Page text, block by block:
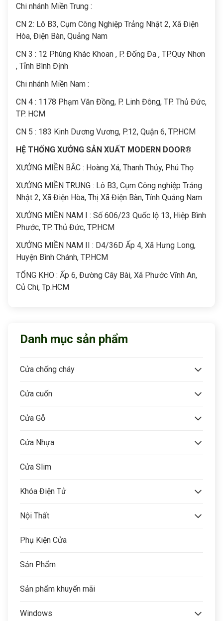
Chi nhánh Miền Trung :
CN 2: Lô B3, Cụm Công Nghiệp Trảng Nhật 2, Xã Điện
Hòa, Điện Bàn, Quảng Nam
CN 3 : 12 Phùng Khác Khoan , P. Đống Đa , TP.Quy Nhơn
, Tỉnh Bình Định
Chi nhánh Miền Nam :
CN 4 : 1178 Phạm Văn Đồng, P. Linh Đông, TP. Thủ Đức,
TP. HCM
CN 5 : 183 Kinh Dương Vương, P.12, Quận 6, TP.HCM
HỆ THỐNG XƯỞNG SẢN XUẤT MODERN DOOR®
XƯỞNG MIỀN BẮC : Hoàng Xá, Thanh Thủy, Phú Thọ
XƯỞNG MIỀN TRUNG : Lô B3, Cụm Công nghiệp Trảng
Nhật 2, Xã Điện Hòa, Thị Xã Điện Bàn, Tỉnh Quảng Nam
XƯỞNG MIỀN NAM I : Số 606/23 Quốc lộ 13, Hiệp Bình
Phước, TP. Thủ Đức, TP.HCM
XƯỞNG MIỀN NAM II : D4/36D Ấp 4, Xã Hưng Long,
Huyện Bình Chánh, TP.HCM
TỔNG KHO : Ấp 6, Đường Cây Bài, Xã Phước Vĩnh An,
Củ Chi, Tp.HCM
Danh mục sản phẩm
Cửa chống cháy
Cửa cuốn
Cửa Gỗ
Cửa Nhựa
Cửa Slim
Khóa Điện Tử
Nội Thất
Phụ Kiện Cửa
Sản Phẩm
Sản phẩm khuyến mãi
Windows